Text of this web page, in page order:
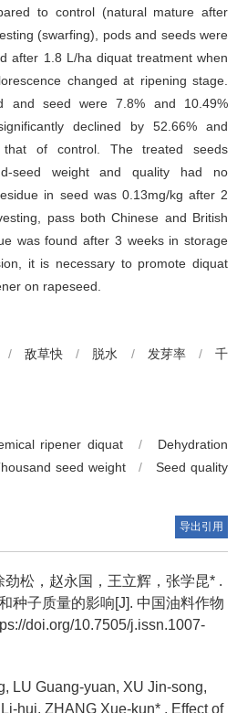
to control (natural mature after
(swarfing), pods and seeds were
after 1.8 L/ha diquat treatment when
changed at ripening stage.
and seed were 7.8% and 10.49%
declined by 52.66% and
that of control. The treated seeds
seed weight and quality had no
in seed was 0.13mg/kg after 2
pass both Chinese and British
was found after 3 weeks in storage
it is necessary to promote diquat
on rapeseed.
/ 敌草快 / 脱水 / 发芽率 /
千
ripener diquat /
Dehydration
seed weight /
Seed quality
导出引用
松，赵永国，王立辉，张学昆* .
种子质量的影响[J]. 中国油料作物
doi.org/10.7505/j.issn.1007-
LU Guang-yuan, XU Jin-song,
hui, ZHANG Xue-kun* . Effect of